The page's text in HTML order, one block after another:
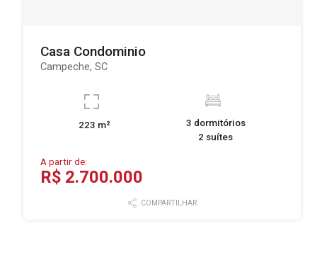
Casa Condominio
Campeche, SC
223 m²
3 dormitórios
2 suítes
A partir de:
R$ 2.700.000
COMPARTILHAR